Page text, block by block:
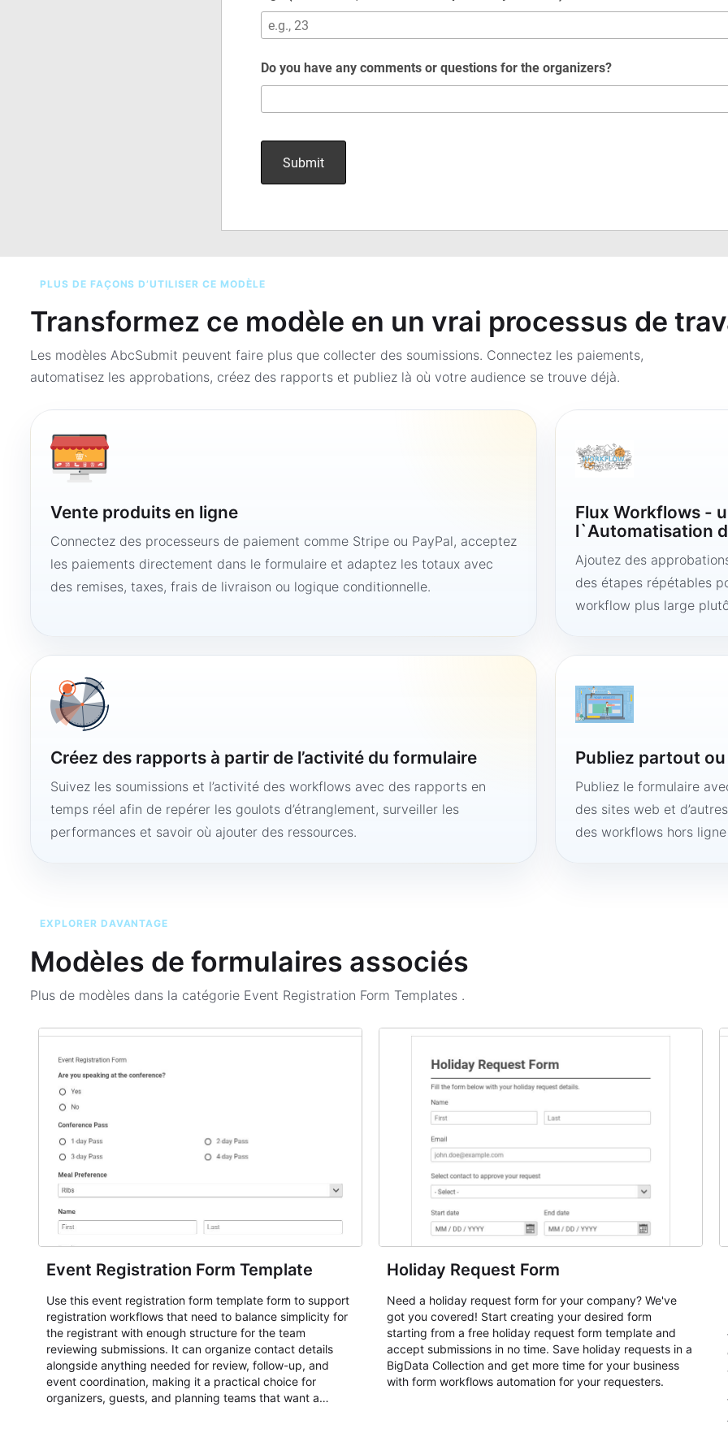
PLUS DE FAÇONS D’UTILISER CE MODÈLE
Transformez ce modèle en un vrai processus de
Les modèles AbcSubmit peuvent faire plus que collecter des soumissions. Connectez les paiements,
automatisez les approbations, créez des rapports et publiez là où votre audience se trouve déjà.
Vente produits en ligne
Connectez des processeurs de paiement comme Stripe ou PayPal, acceptez
les paiements directement dans le formulaire et adaptez les totaux avec
des remises, taxes, frais de livraison ou logique conditionnelle.
Flux Workflows -
l`Automatisation
Ajoutez des
des étapes répétables
workflow plus large
Créez des rapports à partir de l’activité du formulaire
Suivez les soumissions et l’activité des workflows avec des rapports en
temps réel afin de repérer les goulots d’étranglement, surveiller les
performances et savoir où ajouter des ressources.
Publiez partout
Publiez le formulaire
des sites web et
des workflows hors
EXPLORER DAVANTAGE
Modèles de formulaires associés
Plus de modèles dans la catégorie Event Registration Form Templates .
Event Registration Form Template
Use this event registration form template form to support
registration workflows that need to balance simplicity for
the registrant with enough structure for the team
reviewing submissions. It can organize contact details
alongside anything needed for review, follow-up, and
event coordination, making it a practical choice for
organizers, guests, and planning teams that want a
Holiday Request Form
Need a holiday request form for your company? We've
got you covered! Start creating your desired form
starting from a free holiday request form template and
accept submissions in no time. Save holiday requests in a
BigData Collection and get more time for your business
with form workflows automation for your requesters.